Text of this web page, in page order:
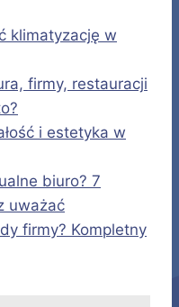
klimatyzację w
firmy, restauracji
i estetyka w
biuro? 7
uważać
firmy? Kompletny